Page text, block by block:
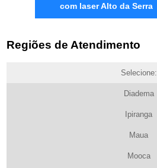
com laser Alto da Serra
Regiões de Atendimento
Selecione:
Diadema
Ipiranga
Maua
Mooca